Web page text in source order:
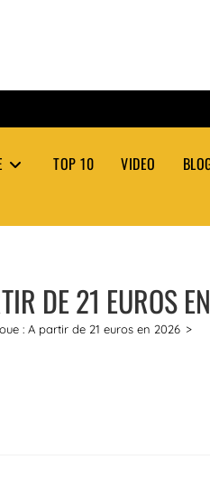
TOP 10 VIDEO
DE 21 EUROS
: A partir de 21 euros en 2026 >